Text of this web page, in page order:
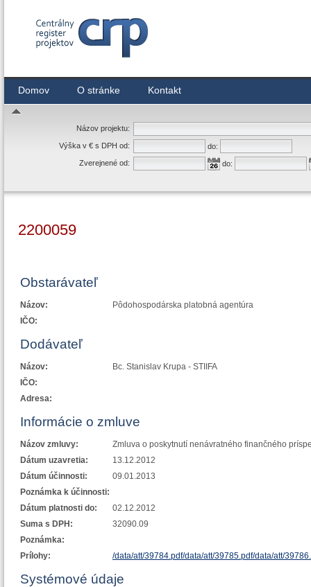
Domov O stránke Kontakt
Názov projektu:
Výška v € s DPH od:
do:
Zverejnené od:
do:
2200059
Obstarávateľ
Názov:
Pôdohospodárska platobná agentúra
IČO:
Dodávateľ
Názov:
Bc. Stanislav Krupa - STIIFA
IČO:
Adresa:
Informácie o zmluve
Názov zmluvy:
Zmluva o poskytnutí nenávratného finančného
Dátum uzavretia:
13.12.2012
Dátum účinnosti:
09.01.2013
Poznámka k účinnosti:
Dátum platnosti do:
02.12.2012
Suma s DPH:
32090.09
Poznámka:
Prílohy:
/data/att/39784.pdf/data/att/39785.pdf/data/att/
Systémové údaje